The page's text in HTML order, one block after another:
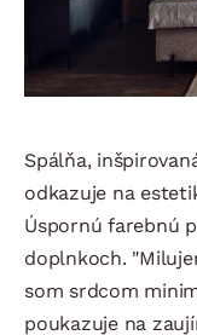
Spálňa,
odkazuje na
Úspornú farebnú
doplnkoch.
som srdcom
poukazuje na